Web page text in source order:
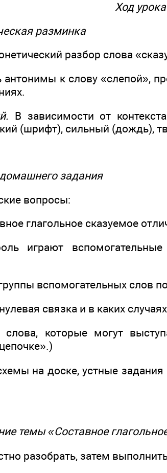
Ход урока
разминка
разбор слова
к слову «слепой»,
В зависимости от
(шрифт), сильный (дождь),
задания
вопросы:
глагольное сказуемое
играют
вспомогательных слов
связка и в каких
которые могут
на доске, устные
темы «Составное
разобрать, затем